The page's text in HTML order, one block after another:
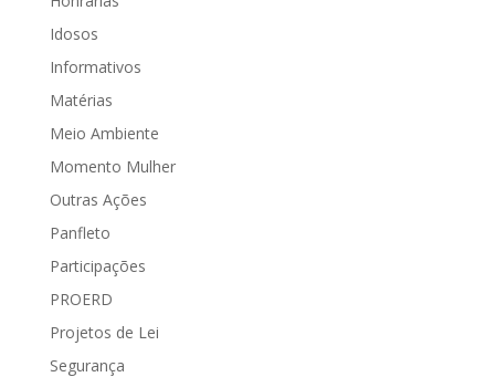
Idosos
Informativos
Matérias
Meio Ambiente
Momento Mulher
Outras Ações
Panfleto
Participações
PROERD
Projetos de Lei
Segurança